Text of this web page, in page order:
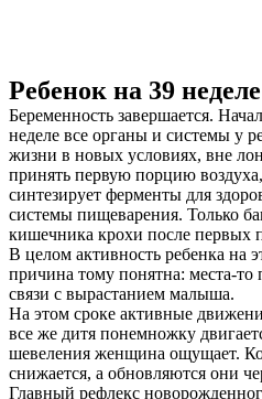
Ребенок на 39
Беременность завершается.
неделе все органы и системы у
жизни в новых условиях, вне
принять первую порцию
синтезирует ферменты для
системы пищеварения. Только
кишечника крохи после первых
В целом активность ребенка на
причина тому понятна: места-то
связи с вырастанием малыша.
На этом сроке активные
все же дитя понемножку
шевеления женщина ощущает.
снижается, а обновляются они
Главный рефлекс